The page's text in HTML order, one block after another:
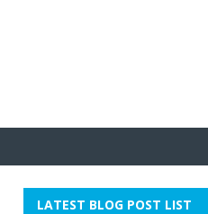
LATEST BLOG POST LIST